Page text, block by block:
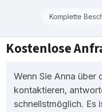
Komplette
Kostenlose
Wenn Sie Anna über
kontaktieren,
schnellstmöglich. Es